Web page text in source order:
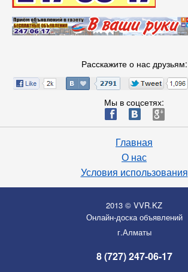
Расскажите о нас друзьям:
Мы в соцсетях:
ä æ è
Главная
О нас
Условия использования
2013 © VVR.KZ
Онлайн-доска объявлений
г.Алматы
8 (727) 247-06-17